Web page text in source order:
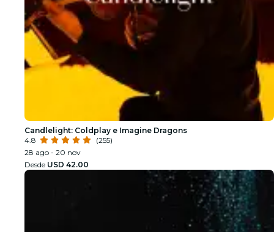
Candlelight: Coldplay e Imagine Dragons
4.8
(255)
28 ago - 20 nov
Desde USD 42.00